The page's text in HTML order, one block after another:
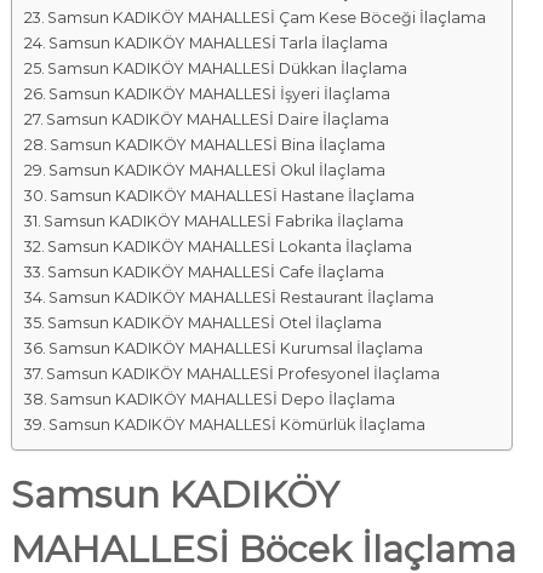
Samsun KADIKÖY MAHALLESİ Çam Kese Böceği İlaçlama
Samsun KADIKÖY MAHALLESİ Tarla İlaçlama
Samsun KADIKÖY MAHALLESİ Dükkan İlaçlama
Samsun KADIKÖY MAHALLESİ İşyeri İlaçlama
Samsun KADIKÖY MAHALLESİ Daire İlaçlama
Samsun KADIKÖY MAHALLESİ Bina İlaçlama
Samsun KADIKÖY MAHALLESİ Okul İlaçlama
Samsun KADIKÖY MAHALLESİ Hastane İlaçlama
Samsun KADIKÖY MAHALLESİ Fabrika İlaçlama
Samsun KADIKÖY MAHALLESİ Lokanta İlaçlama
Samsun KADIKÖY MAHALLESİ Cafe İlaçlama
Samsun KADIKÖY MAHALLESİ Restaurant İlaçlama
Samsun KADIKÖY MAHALLESİ Otel İlaçlama
Samsun KADIKÖY MAHALLESİ Kurumsal İlaçlama
Samsun KADIKÖY MAHALLESİ Profesyonel İlaçlama
Samsun KADIKÖY MAHALLESİ Depo İlaçlama
Samsun KADIKÖY MAHALLESİ Kömürlük İlaçlama
Samsun KADIKÖY
MAHALLESİ Böcek İlaçlama